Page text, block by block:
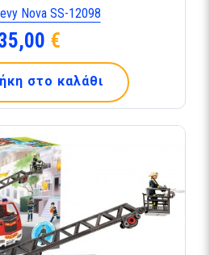
Nova SS-12098
€
στο καλάθι